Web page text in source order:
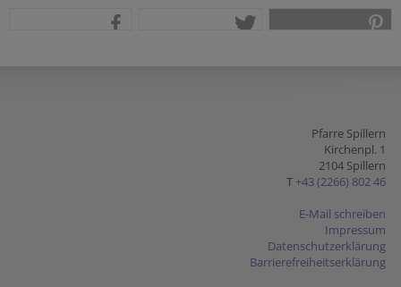
Pfarre Spillern
Kirchenpl. 1
2104 Spillern
T +43 (2266) 802 46
E-Mail schreiben
Impressum
Datenschutzerklärung
Barrierefreiheitserklärung